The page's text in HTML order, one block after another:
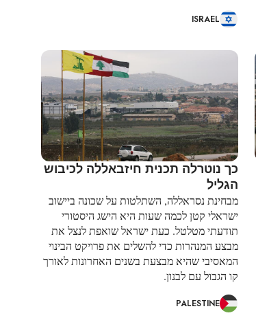
ISRAEL
כך נוטרלה תכנית חיזבאללה לכיבוש
הגליל
מבחינת נסראללה, השתלטות על שכונה ביישוב
ישראלי קטן לכמה שעות היא הישג היסטורי
תודעתי מטלטל. כעת ישראל שואפת לנצל את
מבצע המנהרות כדי להשלים את פרויקט הבינוי
המאסיבי שהיא מבצעת בשנים האחרונות לאורך
קו הגבול עם לבנון.
PALESTINE